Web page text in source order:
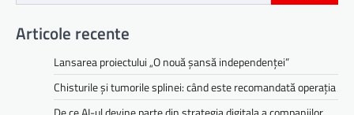
Articole recente
Lansarea proiectului „O nouă șansă independenței”
Chisturile și tumorile splinei: când este recomandată operația